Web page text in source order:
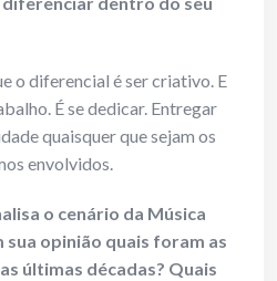
o diferencial é ser criativo. E
É se dedicar. Entregar
quaisquer que sejam os
envolvidos.
o cenário da Música
sua opinião quais foram as
últimas décadas? Quais